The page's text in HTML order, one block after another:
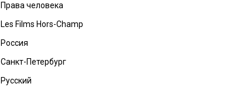
Права человека
Les Films Hors-Champ
Россия
Санкт-Петербург
Русский